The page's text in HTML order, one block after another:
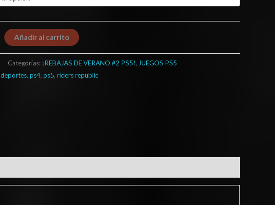
Añadir al carrito
Categorías: ¡REBAJAS DE VERANO #2 PS5!, JUEGOS PS5
deportes, ps4, ps5, riders republic